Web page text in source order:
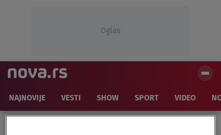
Oglas
NAJNOVIJE VESTI SHOW SPORT VIDEO